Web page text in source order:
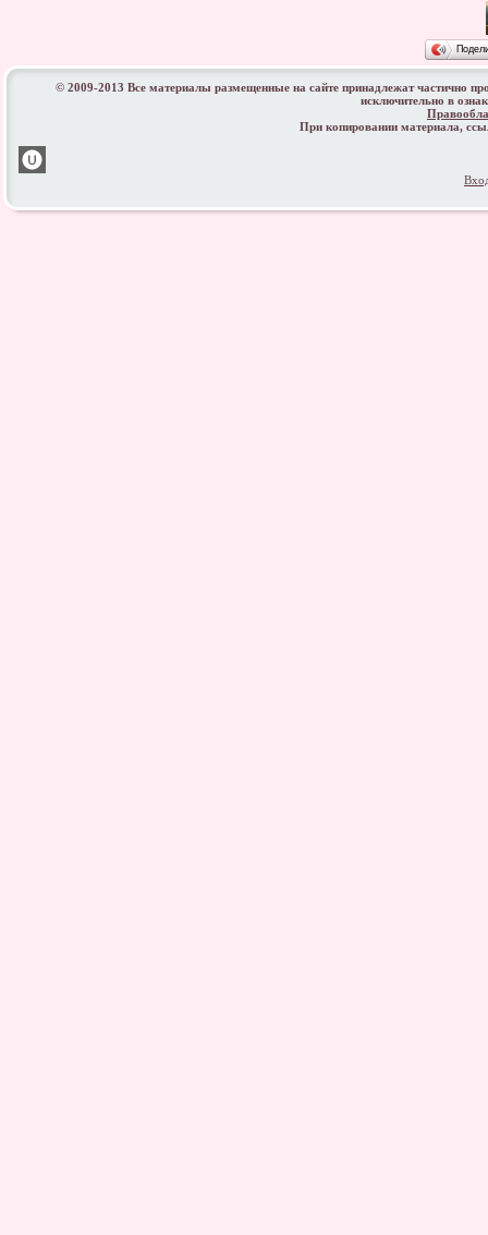
© 2009-2013 Все материалы размещенные на сайте принадлежат частично
исключительно в
При копировании материала,